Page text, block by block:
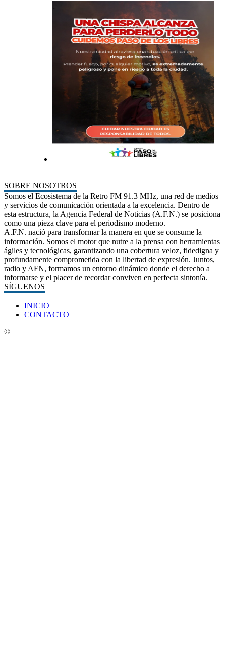
SOBRE NOSOTROS
Somos el Ecosistema de la Retro FM 91.3 MHz, una red de medios
y servicios de comunicación orientada a la excelencia. Dentro de
esta estructura, la Agencia Federal de Noticias (A.F.N.) se posiciona
como una pieza clave para el periodismo moderno.
A.F.N. nació para transformar la manera en que se consume la
información. Somos el motor que nutre a la prensa con herramientas
ágiles y tecnológicas, garantizando una cobertura veloz, fidedigna y
profundamente comprometida con la libertad de expresión. Juntos,
radio y AFN, formamos un entorno dinámico donde el derecho a
informarse y el placer de recordar conviven en perfecta sintonía.
SÍGUENOS
INICIO
CONTACTO
©